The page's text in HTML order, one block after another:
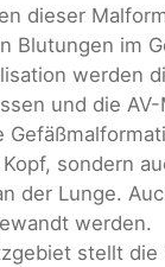
dieser
Blutungen im
werden
und die
sondern
der Lunge.
werden.
stellt die